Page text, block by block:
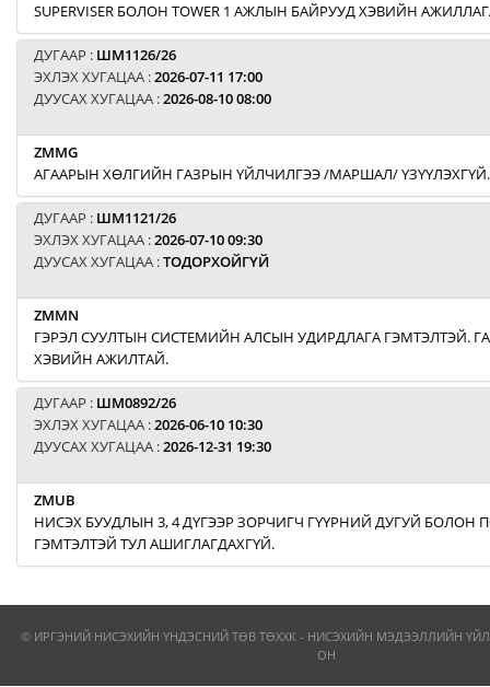
SUPERVISER БОЛОН TOWER 1 АЖЛЫН БАЙРУУД ХЭВИЙН
ДУГААР : ШМ1126/26
ЭХЛЭХ ХУГАЦАА :2026-07-11 17:00
ДУУСАХ ХУГАЦАА :2026-08-10 08:00
ZMMG
АГААРЫН ХӨЛГИЙН ГАЗРЫН ҮЙЛЧИЛГЭЭ /МАРШАЛ/ ҮЗҮҮЛЭХГҮЙ.
ДУГААР : ШМ1121/26
ЭХЛЭХ ХУГАЦАА :2026-07-10 09:30
ДУУСАХ ХУГАЦАА :ТОДОРХОЙГҮЙ
ZMMN
ГЭРЭЛ СУУЛТЫН СИСТЕМИЙН АЛСЫН УДИРДЛАГА ГЭМТЭЛТЭЙ.
ХЭВИЙН АЖИЛТАЙ.
ДУГААР : ШМ0892/26
ЭХЛЭХ ХУГАЦАА :2026-06-10 10:30
ДУУСАХ ХУГАЦАА :2026-12-31 19:30
ZMUB
НИСЭХ БУУДЛЫН 3, 4 ДҮГЭЭР ЗОРЧИГЧ ГҮҮРНИЙ ДУГУЙ БОЛОН
ГЭМТЭЛТЭЙ ТУЛ АШИГЛАГДАХГҮЙ.
© ИРГЭНИЙ НИСЭХИЙН ҮНДЭСНИЙ ТӨВ ТӨХХК - НИСЭХИЙН МЭДЭЭЛЛИЙН
ОН